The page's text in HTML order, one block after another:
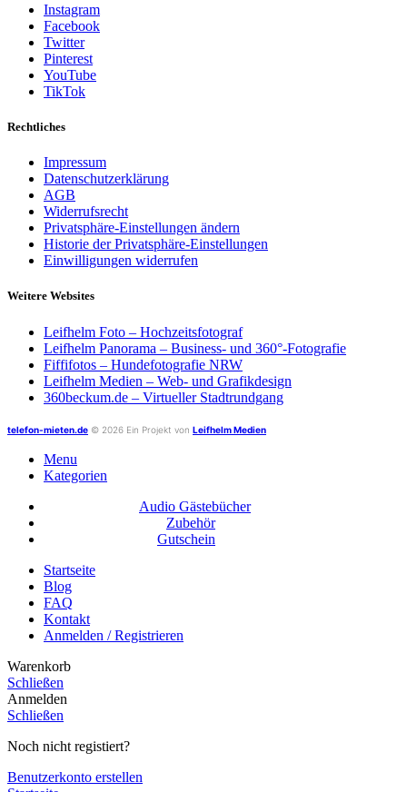
Instagram
Facebook
Twitter
Pinterest
YouTube
TikTok
Rechtliches
Impressum
Datenschutzerklärung
AGB
Widerrufsrecht
Privatsphäre-Einstellungen ändern
Historie der Privatsphäre-Einstellungen
Einwilligungen widerrufen
Weitere Websites
Leifhelm Foto – Hochzeitsfotograf
Leifhelm Panorama – Business- und 360°-Fotografie
Fiffifotos – Hundefotografie NRW
Leifhelm Medien – Web- und Grafikdesign
360beckum.de – Virtueller Stadtrundgang
telefon-mieten.de © 2026 Ein Projekt von Leifhelm Medien
Menu
Kategorien
Audio Gästebücher
Zubehör
Gutschein
Startseite
Blog
FAQ
Kontakt
Anmelden / Registrieren
Warenkorb
Schließen
Anmelden
Schließen
Noch nicht registiert?
Benutzerkonto erstellen